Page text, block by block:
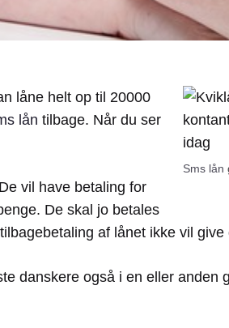
Sms lån
låne helt op til 20000
lån tilbage. Når du ser
vil have betaling for
De skal jo betales
af lånet ikke vil give
danskere også i en eller anden